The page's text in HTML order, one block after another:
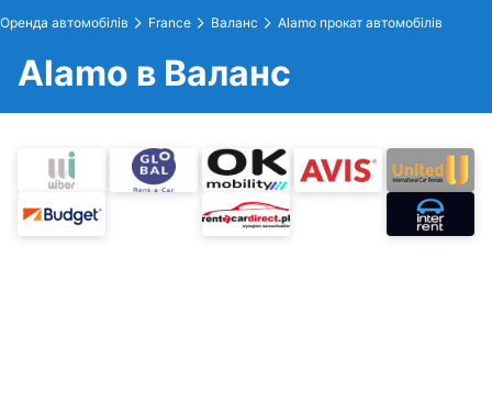
Оренда автомобілів France Валанс Alamo прокат автомобілів
Alamo в Валанс